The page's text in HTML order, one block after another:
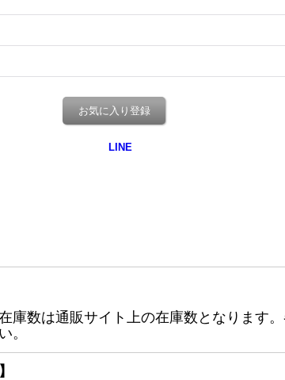
お気に入り登録
庫数は通販サイト上の在庫数となります
。